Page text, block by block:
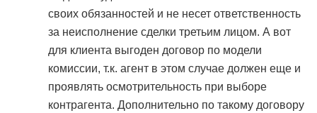
своих обязанностей и не несет ответственность
за неисполнение сделки третьим лицом. А вот
для клиента выгоден договор по модели
комиссии, т.к. агент в этом случае должен еще и
проявлять осмотрительность при выборе
контрагента. Дополнительно по такому договору